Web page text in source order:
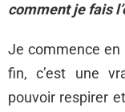
comment je fais
Je commence en
fin, c’est une
pouvoir respirer